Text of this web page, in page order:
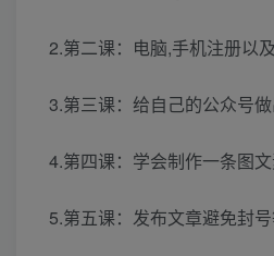
2.第二课：电脑,手机注册以
3.第三课：给自己的公众号
4.第四课：学会制作一条图
5.第五课：发布文章避免封